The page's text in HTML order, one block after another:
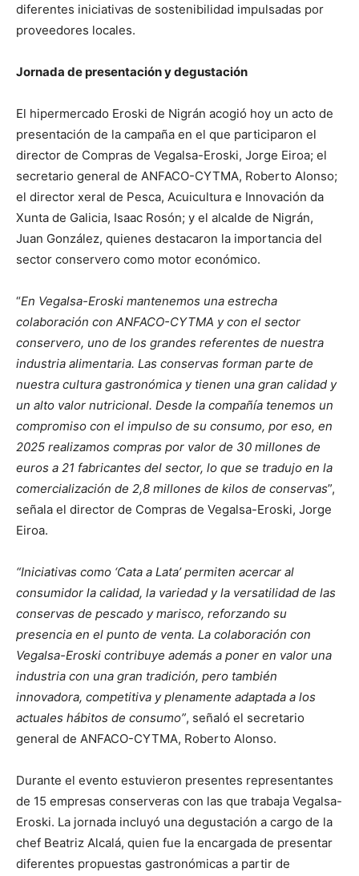
diferentes iniciativas de sostenibilidad impulsadas por
proveedores locales.
Jornada de presentación y degustación
El hipermercado Eroski de Nigrán acogió hoy un acto de
presentación de la campaña en el que participaron el
director de Compras de Vegalsa-Eroski, Jorge Eiroa; el
secretario general de ANFACO-CYTMA, Roberto Alonso;
el director xeral de Pesca, Acuicultura e Innovación da
Xunta de Galicia, Isaac Rosón; y el alcalde de Nigrán,
Juan González, quienes destacaron la importancia del
sector conservero como motor económico.
“En Vegalsa-Eroski mantenemos una estrecha
colaboración con ANFACO-CYTMA y con el sector
conservero, uno de los grandes referentes de nuestra
industria alimentaria. Las conservas forman parte de
nuestra cultura gastronómica y tienen una gran calidad y
un alto valor nutricional. Desde la compañía tenemos un
compromiso con el impulso de su consumo, por eso, en
2025 realizamos compras por valor de 30 millones de
euros a 21 fabricantes del sector, lo que se tradujo en la
comercialización de 2,8 millones de kilos de conservas”,
señala el director de Compras de Vegalsa-Eroski, Jorge
Eiroa.
“Iniciativas como ‘Cata a Lata’ permiten acercar al
consumidor la calidad, la variedad y la versatilidad de las
conservas de pescado y marisco, reforzando su
presencia en el punto de venta. La colaboración con
Vegalsa-Eroski contribuye además a poner en valor una
industria con una gran tradición, pero también
innovadora, competitiva y plenamente adaptada a los
actuales hábitos de consumo”, señaló el secretario
general de ANFACO-CYTMA, Roberto Alonso.
Durante el evento estuvieron presentes representantes
de 15 empresas conserveras con las que trabaja Vegalsa-
Eroski. La jornada incluyó una degustación a cargo de la
chef Beatriz Alcalá, quien fue la encargada de presentar
diferentes propuestas gastronómicas a partir de